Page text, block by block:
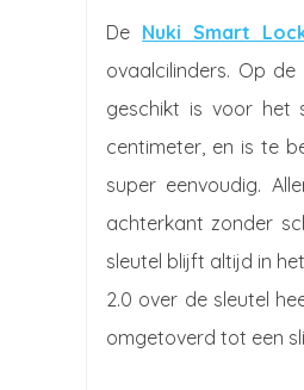
De Nuki Smart
ovaalcilinders. Op
geschikt is voor het
centimeter, en is te
super eenvoudig.
achterkant zonder
sleutel blijft altijd in
2.0 over de sleutel
omgetoverd tot een